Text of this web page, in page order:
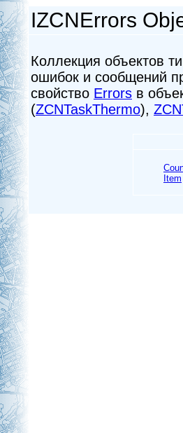
IZCNErrors
Коллекция объектов
ошибок и сообщений
свойство Errors в
(ZCNTaskThermo),
Item